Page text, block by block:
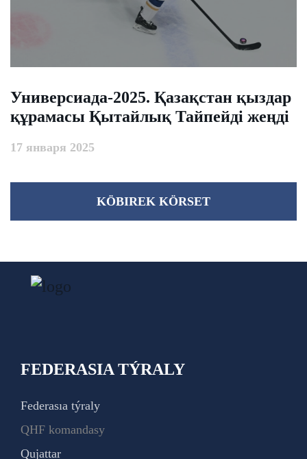
Универсиада-2025. Қазақстан қыздар
құрамасы Қытайлық Тайпейді жеңді
17 января 2025
KÖBІREK KÖRSET
FEDERASIA TÝRALY
Federasıa týraly
QHF komandasy
Qujattar